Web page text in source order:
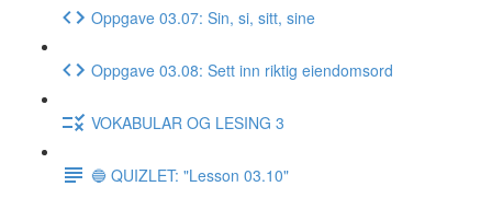
Oppgave 03.07: Sin, si, sitt, sine
Oppgave 03.08: Sett inn riktig eiendomsord
VOKABULAR OG LESING 3
🔵 QUIZLET: "Lesson 03.10"